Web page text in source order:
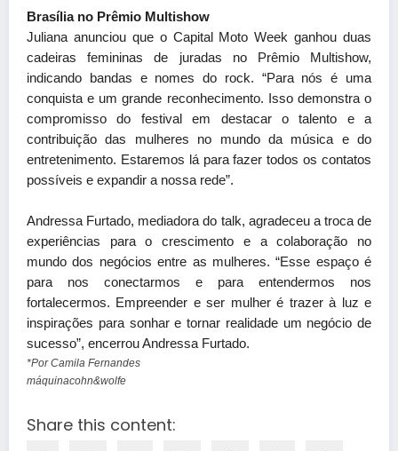
Brasília no Prêmio Multishow
Juliana anunciou que o Capital Moto Week ganhou duas
cadeiras femininas de juradas no Prêmio Multishow,
indicando bandas e nomes do rock. “Para nós é uma
conquista e um grande reconhecimento. Isso demonstra o
compromisso do festival em destacar o talento e a
contribuição das mulheres no mundo da música e do
entretenimento. Estaremos lá para fazer todos os contatos
possíveis e expandir a nossa rede”.
Andressa Furtado, mediadora do talk, agradeceu a troca de
experiências para o crescimento e a colaboração no
mundo dos negócios entre as mulheres. “Esse espaço é
para nos conectarmos e para entendermos nos
fortalecermos. Empreender e ser mulher é trazer à luz e
inspirações para sonhar e tornar realidade um negócio de
sucesso”, encerrou Andressa Furtado.
*Por Camila Fernandes
máquinacohn&wolfe
Share this content: